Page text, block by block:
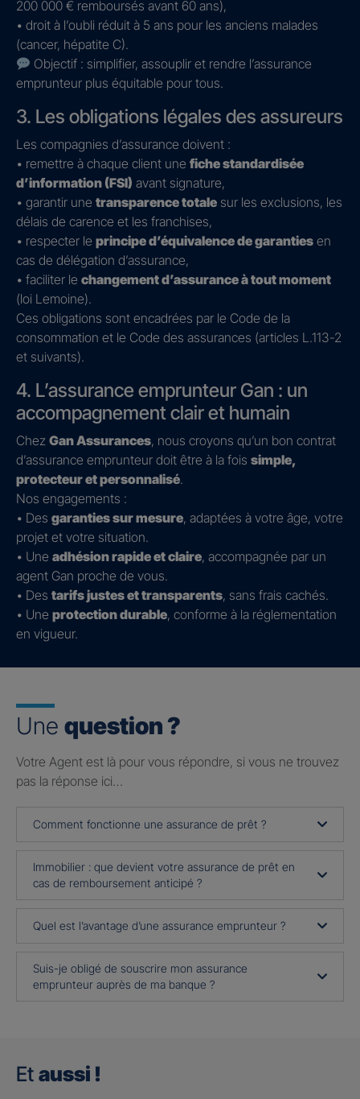
200 000 € remboursés avant 60 ans),
• droit à l’oubli réduit à 5 ans pour les anciens malades
(cancer, hépatite C).
Objectif : simplifier, assouplir et rendre l’assurance
emprunteur plus équitable pour tous.
3. Les obligations légales des assureurs
Les compagnies d’assurance doivent :
• remettre à chaque client une fiche standardisée
d’information (FSI) avant signature,
• garantir une transparence totale sur les exclusions, les
délais de carence et les franchises,
• respecter le principe d’équivalence de garanties en
cas de délégation d’assurance,
• faciliter le changement d’assurance à tout moment
(loi Lemoine).
Ces obligations sont encadrées par le Code de la
consommation et le Code des assurances (articles L.113-2
et suivants).
4. L’assurance emprunteur Gan : un
accompagnement clair et humain
Chez Gan Assurances, nous croyons qu’un bon contrat
d’assurance emprunteur doit être à la fois simple,
protecteur et personnalisé.
Nos engagements :
• Des garanties sur mesure, adaptées à votre âge, votre
projet et votre situation.
• Une adhésion rapide et claire, accompagnée par un
agent Gan proche de vous.
• Des tarifs justes et transparents, sans frais cachés.
• Une protection durable, conforme à la réglementation
en vigueur.
Une question ?
Votre Agent est là pour vous répondre, si vous ne trouvez
pas la réponse ici…
Comment fonctionne une assurance de prêt ?
Immobilier : que devient votre assurance de prêt en
cas de remboursement anticipé ?
Quel est l’avantage d’une assurance emprunteur ?
Suis-je obligé de souscrire mon assurance
emprunteur auprès de ma banque ?
Et aussi !